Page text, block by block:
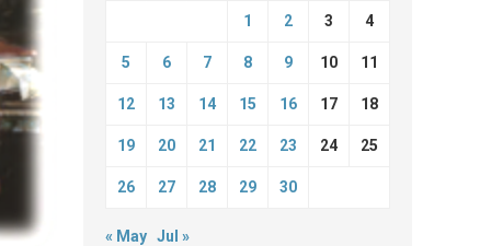
1 2 3 4
5 6 7 8 9 10 11
12 13 14 15 16 17 18
19 20 21 22 23 24 25
26 27 28 29 30
« May Jul »